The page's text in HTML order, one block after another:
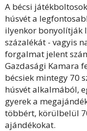
A bécsi
húsvét a
ilyenkor bonyolítják
százalékát - vagyis
forgalmat jelent
Gazdasági Kamara
bécsiek mintegy 70
húsvét alkalmából,
gyerek a
többért, körülbelül
ajándékokat.